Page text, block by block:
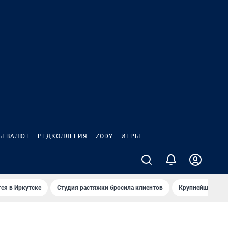
ВАЛЮТ РЕДКОЛЛЕГИЯ ZODY ИГРЫ
в Иркутске Студия растяжки бросила клиентов Крупнейшие